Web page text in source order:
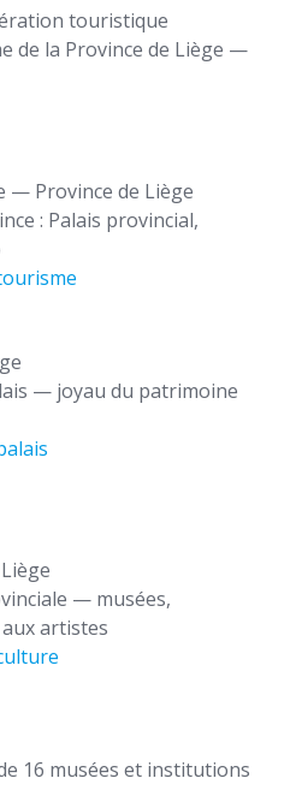
touristique
de la Province de Liège —
— Province de Liège
: Palais provincial,
— joyau du patrimoine
— musées,
artistes
16 musées et institutions